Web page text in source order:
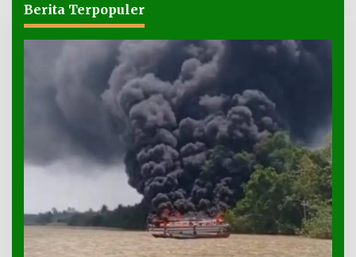
Berita Terpopuler